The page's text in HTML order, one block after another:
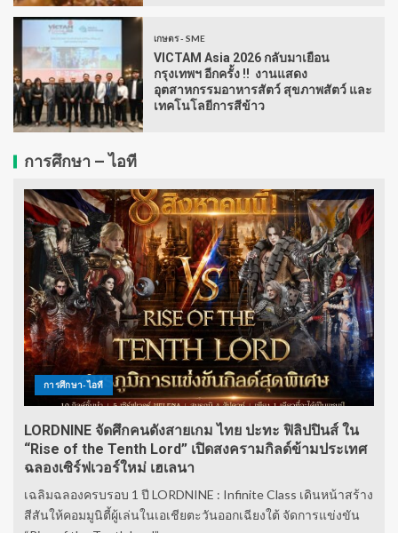
เกษตร - SME
VICTAM Asia 2026 กลับมาเยือน
กรุงเทพฯ อีกครั้ง !! งานแสดง
อุตสาหกรรมอาหารสัตว์ สุขภาพสัตว์ และ
เทคโนโลยีการสีข้าว
การศึกษา – ไอที
การศึกษา-ไอที
LORDNINE จัดศึกคนดังสายเกม ไทย ปะทะ ฟิลิปปินส์ ใน
“Rise of the Tenth Lord” เปิดสงครามกิลด์ข้ามประเทศ
ฉลองเซิร์ฟเวอร์ใหม่ เฮเลนา
เฉลิมฉลองครบรอบ 1 ปี LORDNINE : Infinite Class เดินหน้าสร้าง
สีสันให้คอมมูนิตี้ผู้เล่นในเอเชียตะวันออกเฉียงใต้ จัดการแข่งขัน